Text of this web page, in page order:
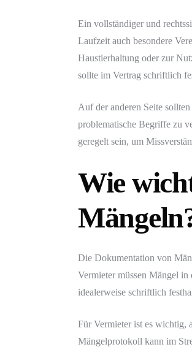
Ein vollständiger und
Laufzeit auch besondere
Haustierhaltung oder zur
sollte im Vertrag schriftlich
Auf der anderen Seite
problematische Begriffe zu
geregelt sein, um
Wie
Die Dokumentation von
Vermieter müssen Mängel
idealerweise schriftlich
Für Vermieter ist es wichtig,
Mängelprotokoll kann im